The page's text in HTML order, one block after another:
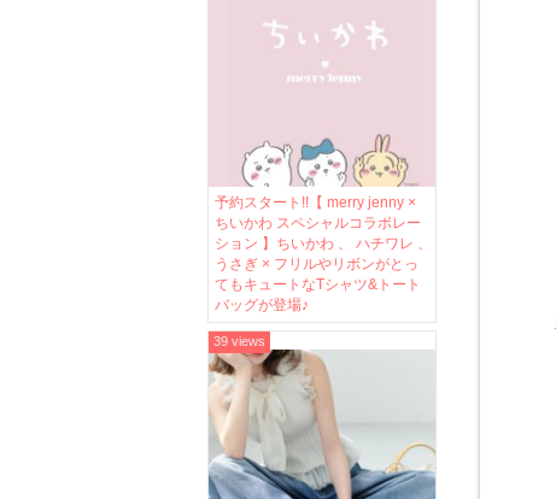
予約スタート!!【 merry jenny ×
ちいかわ スペシャルコラボレー
ション 】ちいかわ 、 ハチワレ 、
うさぎ × フリルやリボンがとっ
てもキュートなTシャツ&トート
バッグが登場♪
39 views